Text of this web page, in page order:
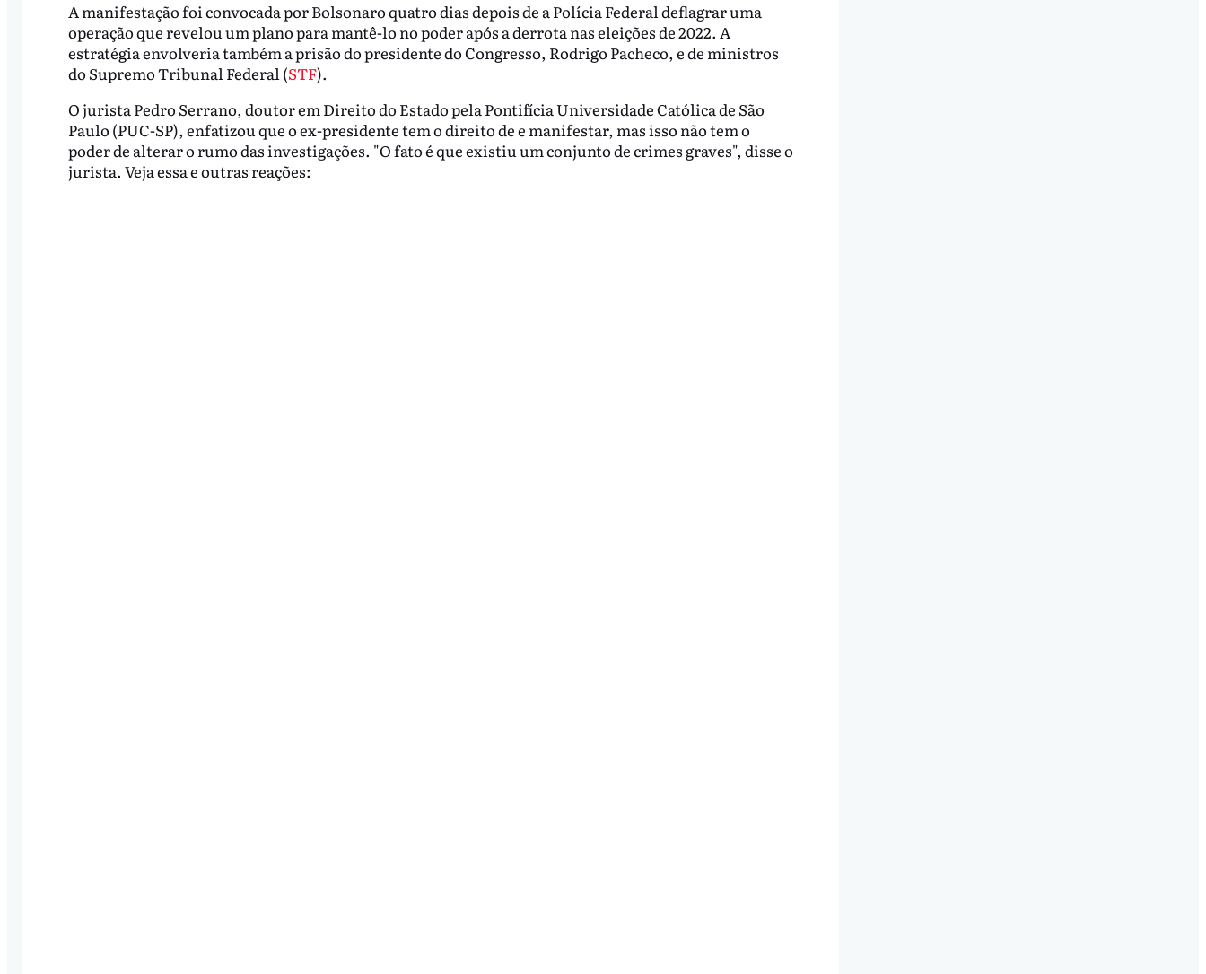
A manifestação foi convocada por Bolsonaro quatro dias depois de a Polícia Federal deflagrar uma
operação que revelou um plano para mantê-lo no poder após a derrota nas eleições de 2022. A
estratégia envolveria também a prisão do presidente do Congresso, Rodrigo Pacheco, e de ministros
do Supremo Tribunal Federal (STF).
O jurista Pedro Serrano, doutor em Direito do Estado pela Pontifícia Universidade Católica de São
Paulo (PUC-SP), enfatizou que o ex-presidente tem o direito de e manifestar, mas isso não tem o
poder de alterar o rumo das investigações. "O fato é que existiu um conjunto de crimes graves", disse o
jurista. Veja essa e outras reações: